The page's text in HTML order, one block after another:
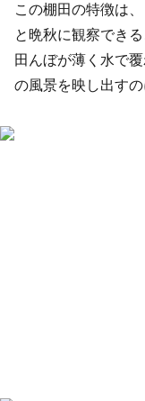
この棚田の特徴は
と晩秋に観察でき
田んぼが薄く水で
の風景を映し出す